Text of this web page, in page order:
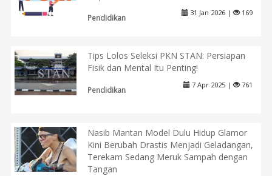
Pendidikan
31 Jan 2026 | 169
Tips Lolos Seleksi PKN STAN: Persiapan
Fisik dan Mental Itu Penting!
Pendidikan
7 Apr 2025 | 761
Nasib Mantan Model Dulu Hidup Glamor
Kini Berubah Drastis Menjadi Geladangan,
Terekam Sedang Meruk Sampah dengan
Tangan